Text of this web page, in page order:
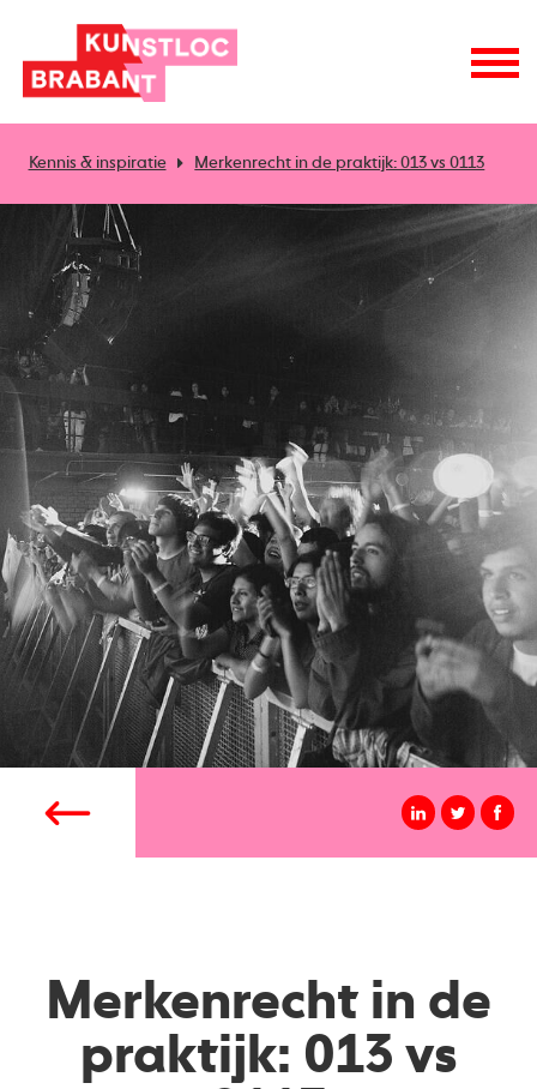
Kennis & inspiratie Merkenrecht in de praktijk: 013 vs 0113
Merkenrecht in de
praktijk: 013 vs